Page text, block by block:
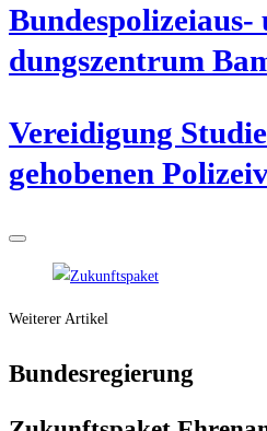
dungs­zen­trum
Ver­ei­di­gung
geho­be­nen
Weiterer Artikel
Bun­des­re­gie­rung